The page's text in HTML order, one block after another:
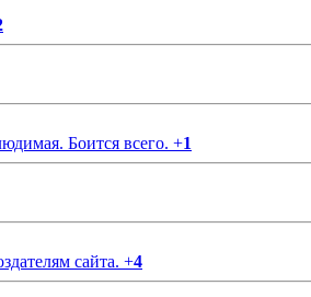
Боится всего. +1
сайта. +4